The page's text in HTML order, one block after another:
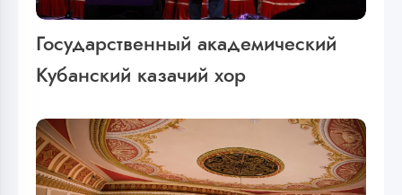
Государственный академический
Кубанский казачий хор